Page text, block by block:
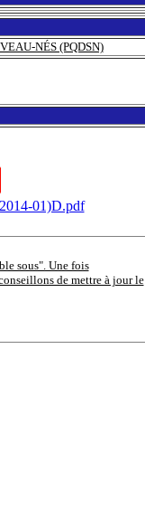
NÉS (PQDSN)
01)D.pdf
sous". Une fois
de mettre à jour le